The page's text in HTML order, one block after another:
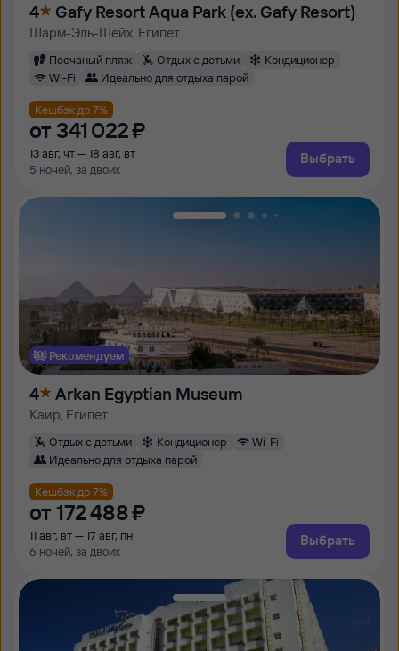
4 Gafy Resort Aqua Park (ex. Gafy Resort)
Шарм-Эль-Шейх, Египет
Песчаный пляж Отдых с детьми
Кондиционер
Wi-Fi
Идеально для отдыха парой
Кешбэк до 7%
от 341 ⁠022 ⁠₽
13 авг, чт — 18 авг, вт
5 ночей, за двоих
Выбрать
Рекомендуем
4 Arkan Egyptian Museum
Каир, Египет
Отдых с детьми Кондиционер
Wi-Fi
Идеально для отдыха парой
Кешбэк до 7%
от 172 ⁠488 ⁠₽
11 авг, вт — 17 авг, пн
6 ночей, за двоих
Выбрать